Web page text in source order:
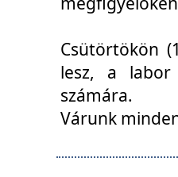
Csütörtökön
lesz, a labor
számára.
Várunk